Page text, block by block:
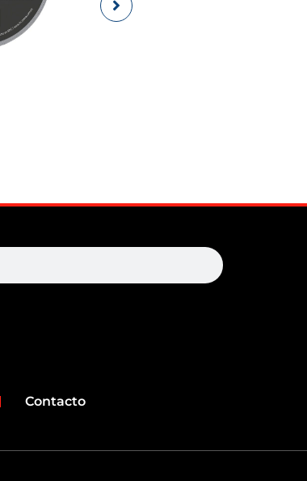
Contacto